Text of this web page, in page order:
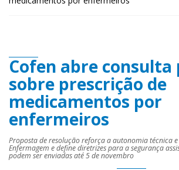
Cofen abre consulta
sobre prescrição de
medicamentos por
enfermeiros
Proposta de resolução reforça a autonomia técnica
Enfermagem e define diretrizes para a segurança
podem ser enviadas até 5 de novembro